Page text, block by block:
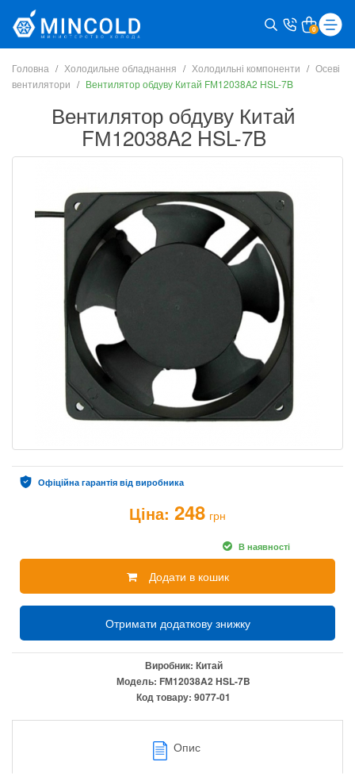
0
Головна Холодильне обладнання Холодильні компоненти
Осеві
вентилятори
Вентилятор обдуву Китай FМ12038A2 HSL-7B
Вентилятор обдуву Китай
FМ12038A2 HSL-7B
Офіційна гарантія від виробника
Ціна: 248 грн
В наявності
Додати в кошик
Отримати додаткову знижку
Виробник: Китай
Модель: FМ12038A2 HSL-7B
Код товару: 9077-01
Опис